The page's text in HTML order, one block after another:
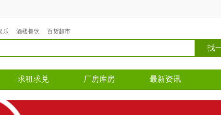
乐 酒楼餐饮 百货超市
求租求兑 厂房库房 最新资讯